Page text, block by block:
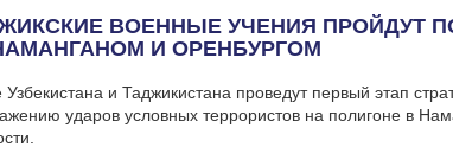
ВОЕННЫЕ УЧЕНИЯ ПРОЙДУТ
И ОРЕНБУРГОМ
и Таджикистана проведут первый этап
ударов условных террористов на полигоне в